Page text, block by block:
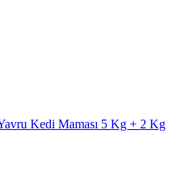
Kedi Maması 5 Kg + 2 Kg